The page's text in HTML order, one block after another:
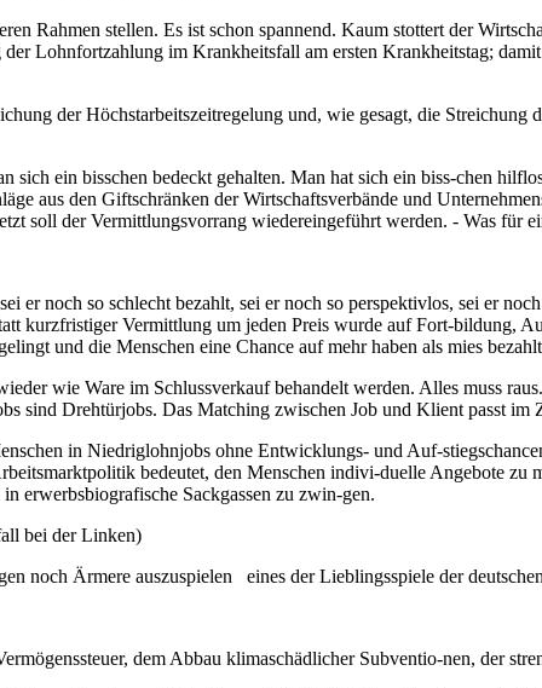
Rahmen stellen. Es ist schon spannend. Kaum stottert der
Lohnfortzahlung im Krankheitsfall am ersten Krankheitstag;
der Höchstarbeitszeitregelung und, wie gesagt, die
sich ein bisschen bedeckt gehalten. Man hat sich ein biss-chen
aus den Giftschränken der Wirtschaftsverbände und
soll der Vermittlungsvorrang wiedereingeführt werden. - Was für
er noch so schlecht bezahlt, sei er noch so perspektivlos, sei er
kurzfristiger Vermittlung um jeden Preis wurde auf Fort-bildung,
und die Menschen eine Chance auf mehr haben als mies
wie Ware im Schlussverkauf behandelt werden. Alles muss
sind Drehtürjobs. Das Matching zwischen Job und Klient passt
in Niedriglohnjobs ohne Entwicklungs- und Auf-
bedeutet, den Menschen indivi-duelle Angebote
erwerbsbiografische Sackgassen zu zwin-gen.
bei der Linken)
noch Ärmere auszuspielen eines der Lieblingsspiele der
dem Abbau klimaschädlicher Subventio-nen, der